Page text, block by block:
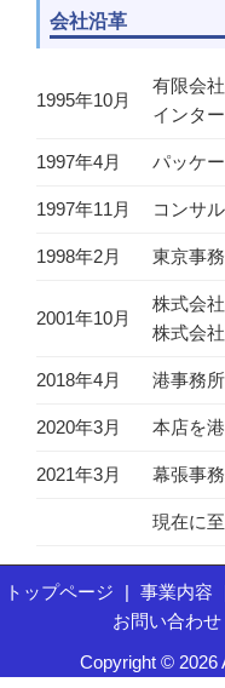
会社沿革
1995年10月
有限会
インタ
1997年4月 パッケ
1997年11月 コンサ
1998年2月 東京事
2001年10月
株式会
株式会
2018年4月 港事務
2020年3月 本店を
2021年3月 幕張事
現在に
トップページ 事業内容
お問い合わせ
Copyright © 2026